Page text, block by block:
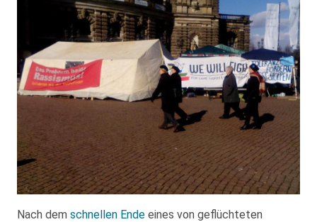
Nach dem schnellen Ende eines von geflüchteten